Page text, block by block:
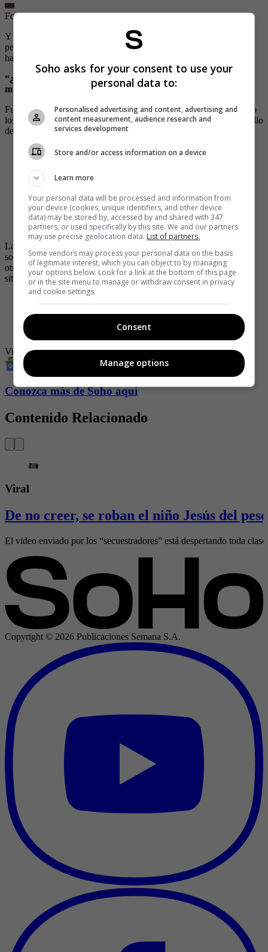
Foto: Video Twitter | Foto:Captura de pantalla / Twitter / Montaje
Y es que en medio de sus reclamos, incluso dejó a las demás
personas sin palabras, al hacer mención a una agresión de la que
habría sido víctima.
“¿Te contó las veces que me pegó?”, se escucha decirle a la
mujer con la que la engañaban.
Fue en ese momento que la situación se volvió caótica, empezando
los gritos y golpes por parte de la mujer engañada. Incluso, en medio
de su furia, lanzó algunos platos y vasos.
“Kansas”
Porque una mujer encontró a su ex con otra mujer en
ese restaurante de Palermo y pasó esto.
pic.twitter.com/pFTTU5YIUh
— ¿Por qué es tendencia? (@porqueTTarg)October
18, 2023
Las imágenes han desatado toda clase de reacciones en redes
sociales, algunos pidiendo el IG de la mujer engañada, mientras
otros se refieren a lo difícil que puede llegar ser enfrentar una
situación de este tipo.
Video: mientras capturaban a delincuente perrito pasó y lo
abandona a su novia en medio del robo
Video viralnoticias viralesViralvideo
Conozca más de Soho aquí
Contenido Relacionado
Viral
De no creer, se roban el niño Jesús del
El video enviado por los “secuestradores” está despertando toda
Copyright © 2026 Publicaciones Semana S.A.
Soho asks for your consent to use your
personal data to:
Personalised advertising and content, advertising and
content measurement, audience research and
services development
Store and/or access information on a device
Learn more
Your personal data will be processed and information from
your device (cookies, unique identifiers, and other device
data) may be stored by, accessed by and shared with 347
partners, or used specifically by this site. We and our partners
may use precise geolocation data. List of partners.
Some vendors may process your personal data on the basis
of legitimate interest, which you can object to by managing
your options below. Look for a link at the bottom of this page
or in the site menu to manage or withdraw consent in privacy
and cookie settings.
Consent
Manage options